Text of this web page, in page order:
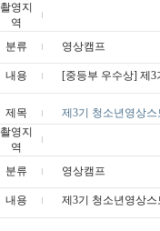
촬영지
역
분류 영상캠프
내용
[중등부 우수상] 제
제목
제3기 청소년영상
촬영지
역
분류 영상캠프
내용
제3기 청소년영상